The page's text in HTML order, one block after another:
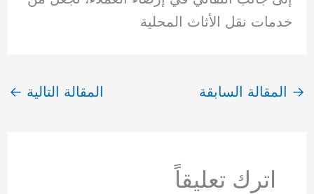
خدمات نقل الأثاث المحلية
→ المقالة السابقة المقالة التالية ←
اترك تعليقاً